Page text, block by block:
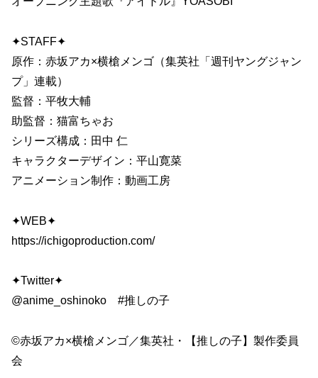
✦STAFF✦
原作：赤坂アカ×横槍メンゴ（集英社「週刊ヤングジャン
プ」連載）
監督：平牧大輔
助監督：猫富ちゃお
シリーズ構成：田中 仁
キャラクターデザイン：平山寛菜
アニメーション制作：動画工房
✦WEB✦
https://ichigoproduction.com/
✦Twitter✦
@anime_oshinoko #推しの子
©赤坂アカ×横槍メンゴ／集英社・【推しの子】製作委員
会